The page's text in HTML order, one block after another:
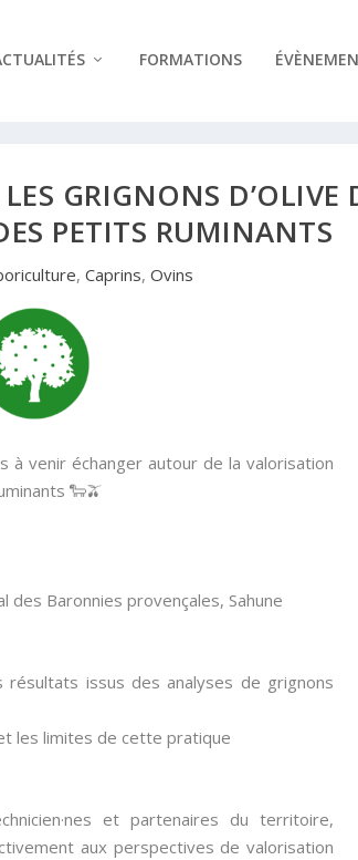
FORMATIONS
GRIGNONS D’OLIVE
PETITS RUMINANTS
, Caprins, Ovins
à venir échanger autour de la valorisation
🐑🫒
des Baronnies provençales, Sahune
issus des analyses de grignons
les limites de cette pratique
et partenaires du territoire,
aux perspectives de valorisation